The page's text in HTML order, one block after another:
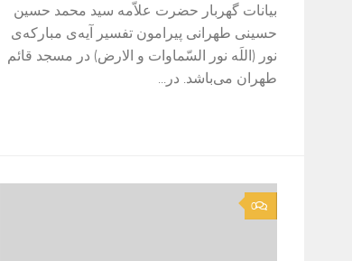
بیانات گهربار حضرت علاّمه سید محمد حسین
حسینی طهرانی پیرامون تفسیر آیه‌ی مبارکه‌ی
نور (اللَه نور السّماوات و الارض) در مسجد قائم
طهران می‌باشد. در...
0